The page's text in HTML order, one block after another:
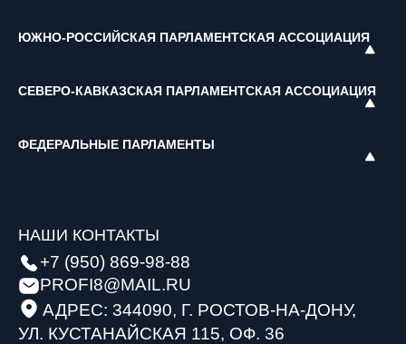
ЮЖНО-РОССИЙСКАЯ ПАРЛАМЕНТСКАЯ АССОЦИАЦИЯ
СЕВЕРО-КАВКАЗСКАЯ ПАРЛАМЕНТСКАЯ АССОЦИАЦИЯ
ФЕДЕРАЛЬНЫЕ ПАРЛАМЕНТЫ
НАШИ КОНТАКТЫ
+7 (950) 869-98-88
PROFI8@MAIL.RU
АДРЕС: 344090, Г. РОСТОВ-НА-ДОНУ,
УЛ. КУСТАНАЙСКАЯ 115, ОФ. 36